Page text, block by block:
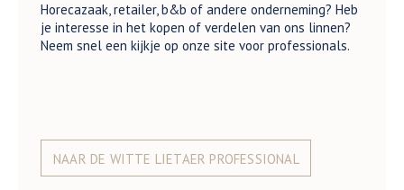
Horecazaak, retailer, b&b of andere onderneming? Heb
je interesse in het kopen of verdelen van ons linnen?
Neem snel een kijkje op onze site voor professionals.
NAAR DE WITTE LIETAER PROFESSIONAL